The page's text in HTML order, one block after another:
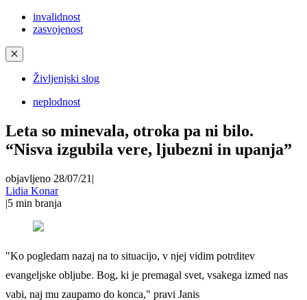
invalidnost
zasvojenost
✕
Življenjski slog
neplodnost
Leta so minevala, otroka pa ni bilo.
“Nisva izgubila vere, ljubezni in upanja”
objavljeno 28/07/21 |
Lidia Konar
|5 min branja
"Ko pogledam nazaj na to situacijo, v njej vidim potrditev
evangeljske obljube. Bog, ki je premagal svet, vsakega izmed nas
vabi, naj mu zaupamo do konca," pravi Janis